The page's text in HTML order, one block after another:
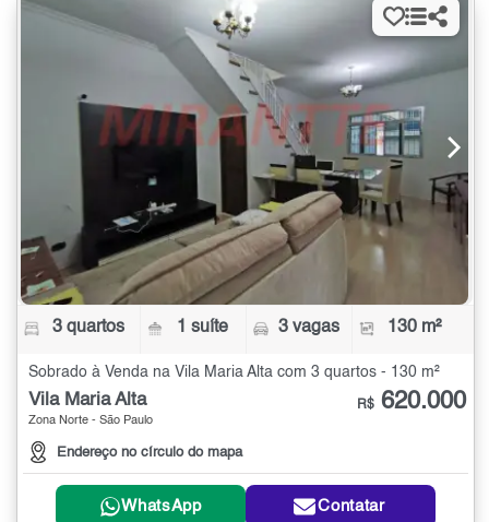
3 quartos 1 suíte 3 vagas 130 m²
Sobrado à Venda na Vila Maria Alta com 3 quartos - 130 m²
Vila Maria Alta
Zona Norte - São Paulo
Endereço no círculo do mapa
R$ 620.000
WhatsApp Contatar